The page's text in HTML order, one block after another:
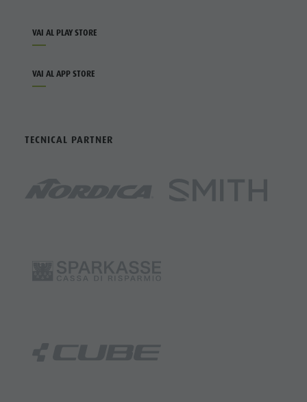
VAI AL PLAY STORE
VAI AL APP STORE
TECNICAL PARTNER